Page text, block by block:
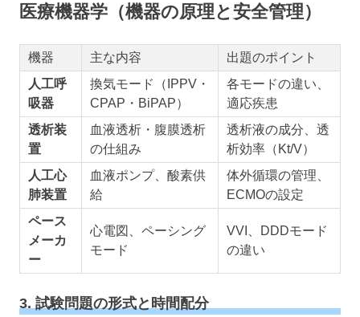
医療機器学（機器の原理と安全管理）
機器 主な内容
出題のポイント
人工呼
吸器
換気モード（IPPV・
CPAP・BiPAP）
各モードの違い、
適応疾患
透析装
置
血液透析・腹膜透析
の仕組み
透析液の成分、透
析効率（Kt/V）
人工心
肺装置
血液ポンプ、酸素供
給
体外循環の管理、
ECMOの設定
ペース
メーカ
ー
心電図、ペーシング
モード
VVI、DDDモード
の違い
3. 試験問題の形式と時間配分